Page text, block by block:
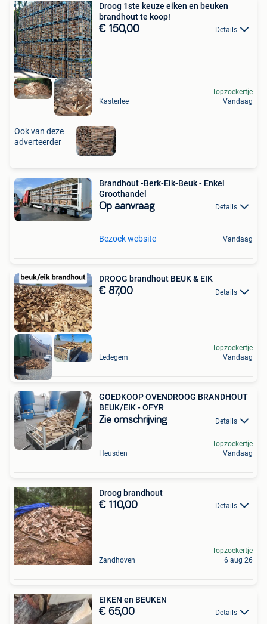
Droog 1ste keuze eiken en beuken
brandhout te koop!
€ 150,00 Details
Kasterlee
Topzoekertje
Vandaag
Ook van deze
adverteerder
Brandhout -Berk-Eik-Beuk - Enkel
Groothandel
Op aanvraag Details
Bezoek website Vandaag
DROOG brandhout BEUK & EIK
€ 87,00 Details
Ledegem
Topzoekertje
Vandaag
GOEDKOOP OVENDROOG BRANDHOUT
BEUK/EIK - OFYR
Zie omschrijving Details
Heusden
Topzoekertje
Vandaag
Droog brandhout
€ 110,00 Details
Zandhoven
Topzoekertje
6 aug 26
EIKEN en BEUKEN
€ 65,00 Details